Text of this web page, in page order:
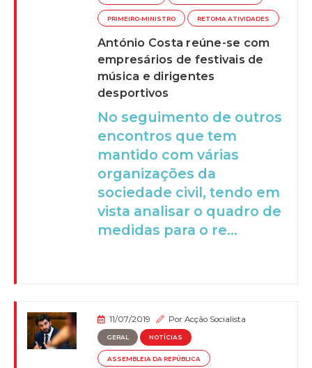
PRIMEIRO-MINISTRO RETOMA ATIVIDADES
António Costa reúne-se com
empresários de festivais de
música e dirigentes
desportivos
No seguimento de outros
encontros que tem
mantido com várias
organizações da
sociedade civil, tendo em
vista analisar o quadro de
medidas para o re...
11/07/2019 PorAcção Socialista
GERAL NOTÍCIAS
ASSEMBLEIA DA REPÚBLICA